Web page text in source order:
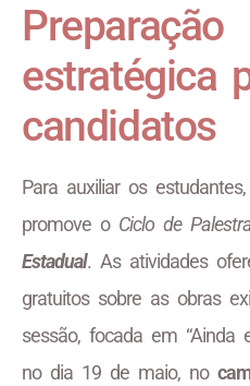
Preparação
estratégica
candidatos
Para auxiliar os
promove o Ciclo de
Estadual. As atividades
gratuitos sobre as obras
sessão, focada em “Ainda
no dia 19 de maio, no